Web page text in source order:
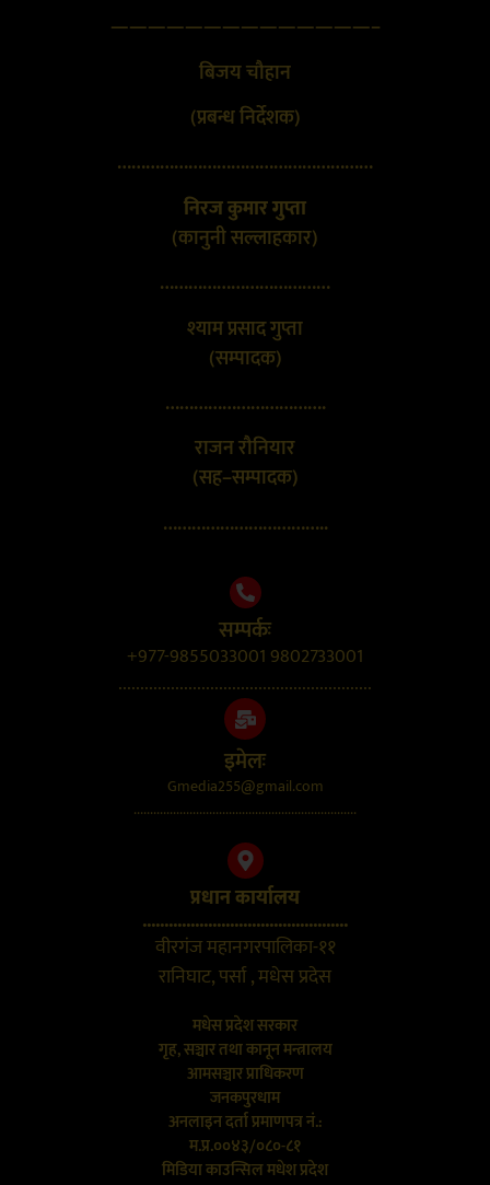
——————————————–
बिजय चौहान
(प्रबन्ध निर्देशक)
………………………………………………
निरज कुमार गुप्ता
(कानुनी सल्लाहकार)
………………………………
श्याम प्रसाद गुप्ता
(सम्पादक)
…………………………….
राजन रौनियार
(सह–सम्पादक)
……………………………..
सम्पर्कः
+977-9855033001 9802733001
..........................................................
इमेलः
Gmedia255@gmail.com
....................................................................
प्रधान कार्यालय
...............................................
वीरगंज महानगरपालिका-११
रानिघाट, पर्सा , मधेस प्रदेस
मधेस प्रदेश सरकार
गृह, सञ्चार तथा कानून मन्त्रालय
आमसञ्चार प्राधिकरण
जनकपुरधाम
अनलाइन दर्ता प्रमाणपत्र नं.:
म.प्र.००४३/०८०-८१
मिडिया काउन्सिल मधेश प्रदेश